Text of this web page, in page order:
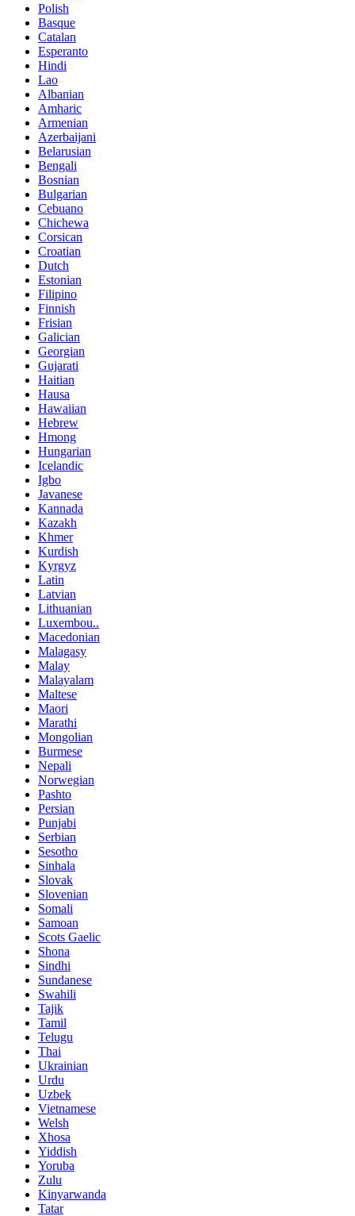
Polish
Basque
Catalan
Esperanto
Hindi
Lao
Albanian
Amharic
Armenian
Azerbaijani
Belarusian
Bengali
Bosnian
Bulgarian
Cebuano
Chichewa
Corsican
Croatian
Dutch
Estonian
Filipino
Finnish
Frisian
Galician
Georgian
Gujarati
Haitian
Hausa
Hawaiian
Hebrew
Hmong
Hungarian
Icelandic
Igbo
Javanese
Kannada
Kazakh
Khmer
Kurdish
Kyrgyz
Latin
Latvian
Lithuanian
Luxembou..
Macedonian
Malagasy
Malay
Malayalam
Maltese
Maori
Marathi
Mongolian
Burmese
Nepali
Norwegian
Pashto
Persian
Punjabi
Serbian
Sesotho
Sinhala
Slovak
Slovenian
Somali
Samoan
Scots Gaelic
Shona
Sindhi
Sundanese
Swahili
Tajik
Tamil
Telugu
Thai
Ukrainian
Urdu
Uzbek
Vietnamese
Welsh
Xhosa
Yiddish
Yoruba
Zulu
Kinyarwanda
Tatar